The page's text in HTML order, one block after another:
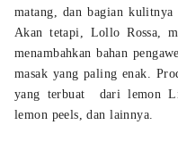
matang, dan bagian kulitnya
Akan tetapi, Lollo Rossa,
menambahkan bahan
masak yang paling enak.
yang terbuat dari lemon
lemon peels, dan lainnya.